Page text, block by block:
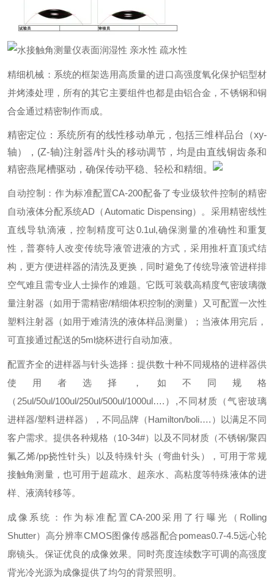
精细机械：系统的框架选用高质量的进口高强度氧化保护铝型材
并烤漆处理，所有的其它主要组件也都是由铝合金，不锈钢和铜
合金通过精密制作而成。
精密定位：系统所有的线性移动单元，包括三维样品台（xy-
轴），(Z-轴)注射器/针头的移动调节，均是由直线铜齿条和
精密燕尾槽驱动，确保传动平稳、轻松和精细。
自动控制：作为标准配置CA-200配备了专业级软件控制的精密
自动液体分配系统AD（Automatic Dispensing）。采用精密线性
直线导轨滴液，控制精度可达0.1ul,确保测量的准确性和重复
性，普赛特人改变传统导液管进液的方式，采用推杆直顶式结
构，更方便进样器的清洗及更换，同时避免了传统导液管进样排
空气难且需专业人士操作的难题。它既可装载高精度气密玻璃微
量注射器（如用于需精密/精细体积控制的测量）又可配置一次性
塑料注射器（如用于难清洗的液体样品测量）；当液体用完后，
可直接通过配送的5ml烧杯进行自动加液。
配置齐全的进样器与针头选择：提供数十种不同规格的进样器供
使用者选择，如不同规格
（25ul/50ul/100ul/250ul/500ul/1000ul….）,不同材质（气密玻璃
进样器/塑料进样器），不同品牌（Hamilton/boli….）以满足不同
客户需求。提供各种规格（10-34#）以及不同材质（不锈钢/聚四
氟乙烯/pp挠性针头）以及特殊针头（弯曲针头），可用于常规
接触角测量，也可用于超疏水、超亲水、高粘度等特殊液体的进
样、液滴转移等。
成像系统：作为标准配置CA-200采用了行曝光（Rolling
Shutter）高分辨率CMOS图像传感器配合pomeas0.7-4.5远心轮
廓镜头。保证优良的成像效果。同时亮度连续数字可调的高强度
背光冷光源为成像提供了均匀的背景照明。